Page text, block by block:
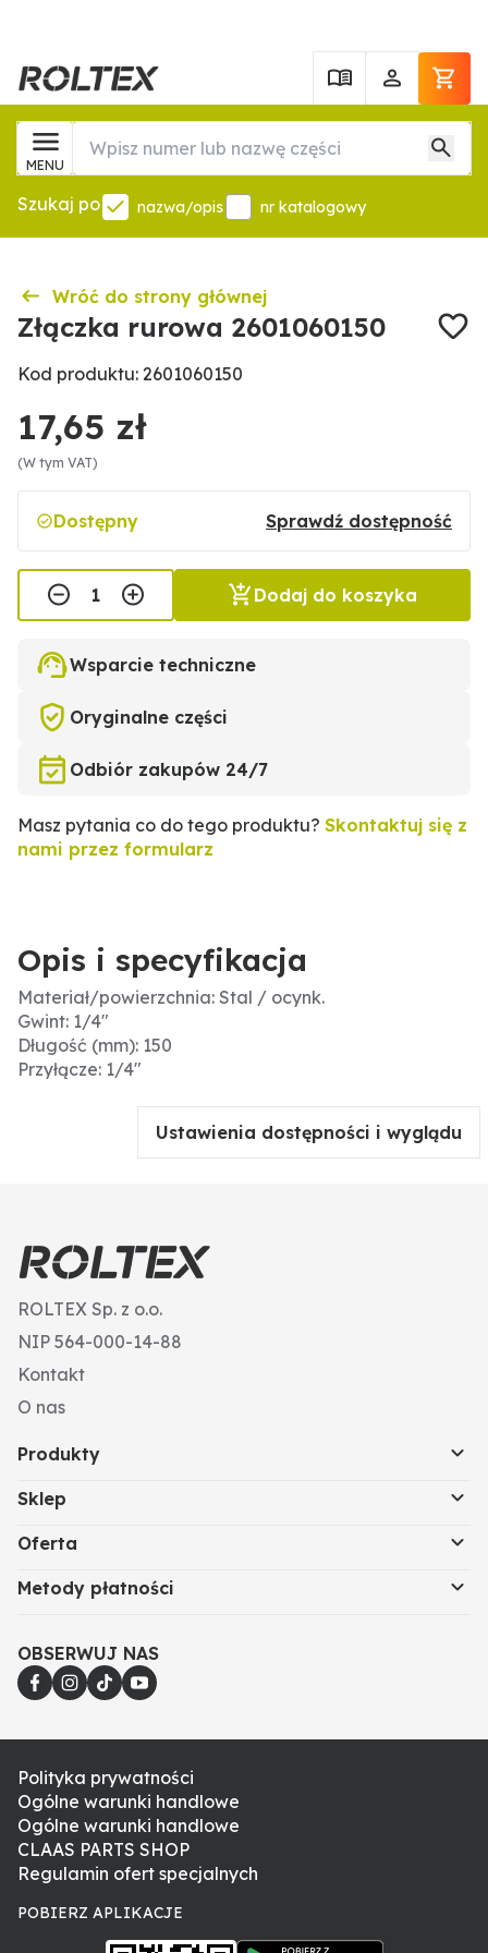
MENU
Szukaj po nazwa/opis nr katalogowy
Wróć do strony głównej
Złączka rurowa 2601060150
Kod produktu: 2601060150
17,65 zł
(W tym VAT)
Dostępny Sprawdź dostępność
Dodaj do koszyka
Wsparcie techniczne
Oryginalne części
Odbiór zakupów 24/7
Masz pytania co do tego produktu? Skontaktuj się z
nami przez formularz
Opis i specyfikacja
Materiał/powierzchnia: Stal / ocynk.
Gwint: 1/4"
Długość (mm): 150
Przyłącze: 1/4"
Ustawienia dostępności i wyglądu
ROLTEX Sp. z o.o.
NIP 564-000-14-88
Kontakt
O nas
Produkty
Sklep
Oferta
Metody płatności
OBSERWUJ NAS
Polityka prywatności
Ogólne warunki handlowe
Ogólne warunki handlowe
CLAAS PARTS SHOP
Regulamin ofert specjalnych
POBIERZ APLIKACJE